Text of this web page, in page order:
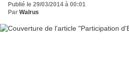
Publié le 29/03/2014 à 00:01
Par Walrus